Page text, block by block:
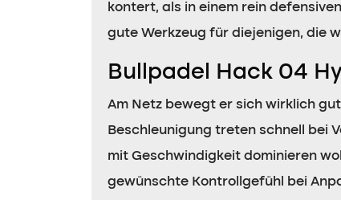
kontert, als in einem rein
gute Werkzeug für diejenigen, die
Bullpadel Hack 04
Am Netz bewegt er sich wirklich
Beschleunigung treten schnell bei
mit Geschwindigkeit dominieren
gewünschte Kontrollgefühl bei